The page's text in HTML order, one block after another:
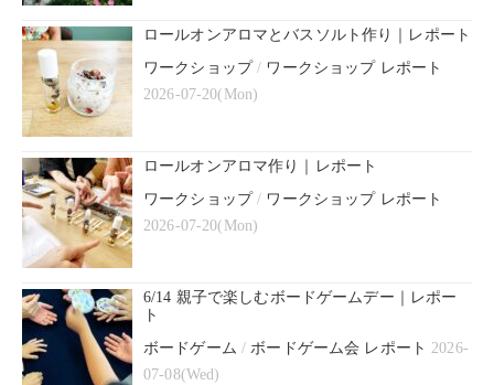
ロールオンアロマとバスソルト作り｜レポート
ワークショップ/ ワークショップ レポート
2026-07-20(Mon)
ロールオンアロマ作り｜レポート
ワークショップ/ ワークショップ レポート
2026-07-20(Mon)
6/14 親子で楽しむボードゲームデー｜レポー
ト
ボードゲーム /ボードゲーム会 レポート 2026-
07-08(Wed)